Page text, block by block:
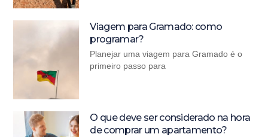
Viagem para Gramado: como
programar?
Planejar uma viagem para Gramado é o
primeiro passo para
O que deve ser considerado na hora
de comprar um apartamento?